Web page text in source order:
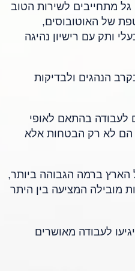
גל מתחייבים לשירות הטוב
של האוטובוסים,
ותק עם רישיון נהיגה
הנהגים ולבדיקות
לעבודה בהתאם לאופי
הם לא רק הבטחות אלא
ברמה הגבוהה ביותר,
מובילה המציעה בין היתר
לעבודה מאושרים